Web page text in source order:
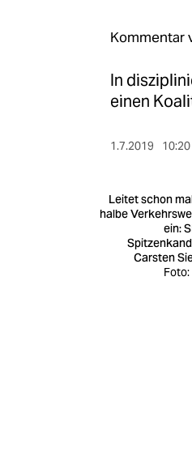
Kommentar
In
einen
1.7.2019
Leitet schon
halbe
ein:
Carsten